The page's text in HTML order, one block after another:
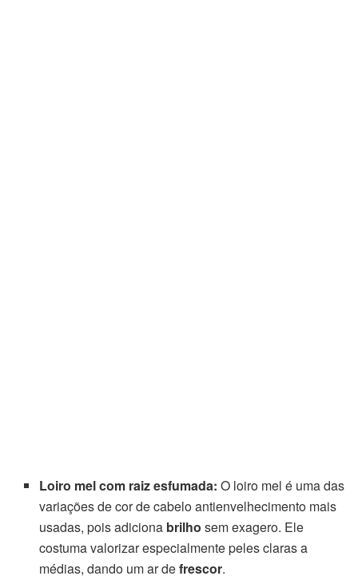
Loiro mel com raiz esfumada:O loiro mel é uma das
variações de cor de cabelo antienvelhecimento mais
usadas, pois adiciona brilho sem exagero. Ele
costuma valorizar especialmente peles claras a
médias, dando um ar defrescor.